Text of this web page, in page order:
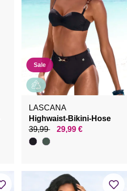
Sale
LASCANA
Highwaist-Bikini-Hose
39,99
29,99 €